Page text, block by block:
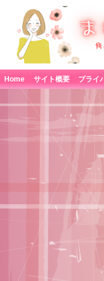
Home サイト概要 プライ